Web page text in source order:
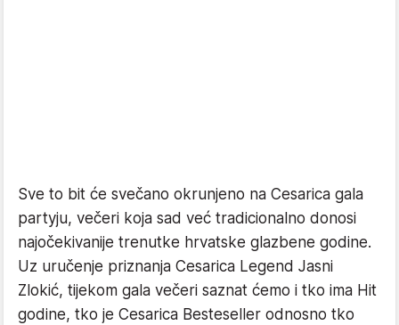
Sve to bit će svečano okrunjeno na Cesarica gala
partyju, večeri koja sad već tradicionalno donosi
najočekivanije trenutke hrvatske glazbene godine.
Uz uručenje priznanja Cesarica Legend Jasni
Zlokić, tijekom gala večeri saznat ćemo i tko ima Hit
godine, tko je Cesarica Besteseller odnosno tko